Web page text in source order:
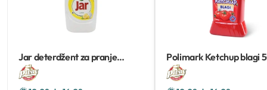
Jar deterdžent za pranje
posuđa
Polimark Ketchup blagi